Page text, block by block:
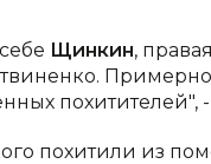
Щинкин,
похитителей",
похитили из